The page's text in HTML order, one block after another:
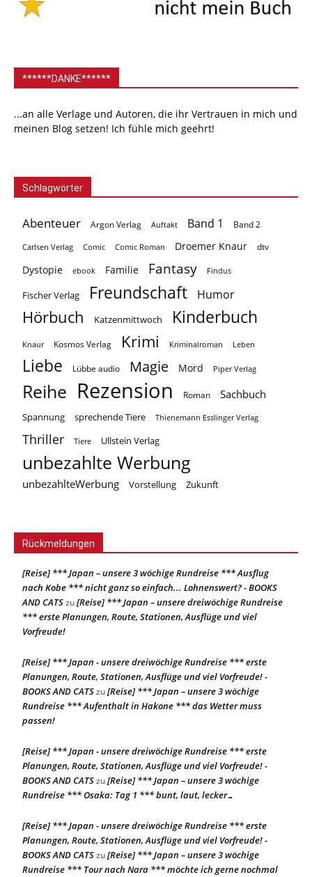
******DANKE******
...an alle Verlage und Autoren, die ihr Vertrauen in mich und
meinen Blog setzen! Ich fühle mich geehrt!
Schlagwörter
Abenteuer Argon Verlag Auftakt Band 1 Band 2
Carlsen Verlag Comic Comic Roman Droemer Knaur dtv
Dystopie ebook Familie Fantasy Findus
Fischer Verlag Freundschaft Humor
Hörbuch Katzenmittwoch Kinderbuch
Knaur Kosmos Verlag Krimi Kriminalroman Leben
Liebe Lübbe audio Magie Mord Piper Verlag
Reihe Rezension Roman Sachbuch
Spannung sprechende Tiere Thienemann Esslinger Verlag
Thriller Tiere Ullstein Verlag
unbezahlte Werbung
unbezahlteWerbung Vorstellung Zukunft
Rückmeldungen
[Reise] *** Japan – unsere 3 wöchige Rundreise *** Ausflug
nach Kobe *** nicht ganz so einfach... Lohnenswert? - BOOKS
AND CATSzu[Reise] *** Japan – unsere dreiwöchige Rundreise
*** erste Planungen, Route, Stationen, Ausflüge und viel
Vorfreude!
[Reise] *** Japan - unsere dreiwöchige Rundreise *** erste
Planungen, Route, Stationen, Ausflüge und viel Vorfreude! -
BOOKS AND CATSzu[Reise] *** Japan – unsere 3 wöchige
Rundreise *** Aufenthalt in Hakone *** das Wetter muss
passen!
[Reise] *** Japan - unsere dreiwöchige Rundreise *** erste
Planungen, Route, Stationen, Ausflüge und viel Vorfreude! -
BOOKS AND CATSzu[Reise] *** Japan – unsere 3 wöchige
Rundreise *** Osaka: Tag 1 *** bunt, laut, lecker…
[Reise] *** Japan - unsere dreiwöchige Rundreise *** erste
Planungen, Route, Stationen, Ausflüge und viel Vorfreude! -
BOOKS AND CATSzu[Reise] *** Japan – unsere 3 wöchige
Rundreise *** Tour nach Nara *** möchte ich gerne nochmal